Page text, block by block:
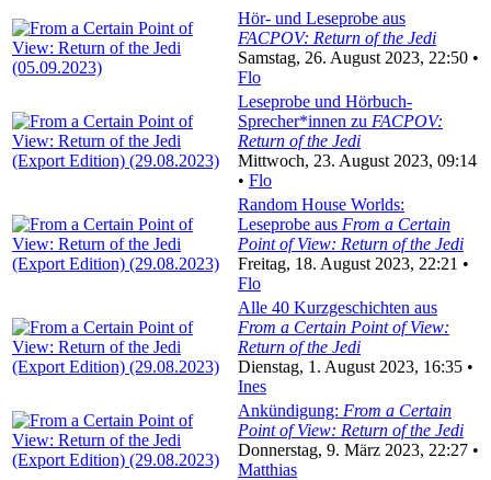
Hör- und Leseprobe aus
FACPOV: Return of the Jedi
Samstag, 26. August 2023, 22:50 •
Flo
Leseprobe und Hörbuch-
Sprecher*innen zu FACPOV:
Return of the Jedi
Mittwoch, 23. August 2023, 09:14
• Flo
Random House Worlds:
Leseprobe aus From a Certain
Point of View: Return of the Jedi
Freitag, 18. August 2023, 22:21 •
Flo
Alle 40 Kurzgeschichten aus
From a Certain Point of View:
Return of the Jedi
Dienstag, 1. August 2023, 16:35 •
Ines
Ankündigung: From a Certain
Point of View: Return of the Jedi
Donnerstag, 9. März 2023, 22:27 •
Matthias